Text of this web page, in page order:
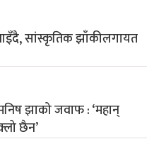
सांस्कृतिक झाँकीलगायत
झाको जवाफ : ‘महान्
छैन’